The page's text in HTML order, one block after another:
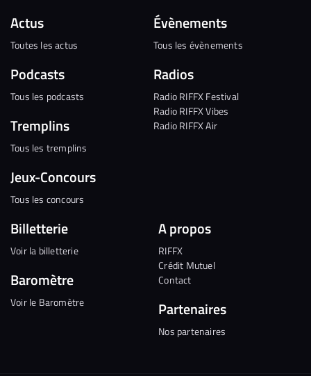
Actus
Toutes les actus
Podcasts
Tous les podcasts
Tremplins
Tous les tremplins
Jeux-Concours
Tous les concours
Évènements
Tous les évènements
Radios
Radio RIFFX Festival
Radio RIFFX Vibes
Radio RIFFX Air
Billetterie
Voir la billetterie
Baromètre
Voir le Baromètre
A propos
RIFFX
Crédit Mutuel
Contact
Partenaires
Nos partenaires